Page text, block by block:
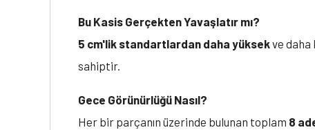
Bu Kasis Gerçekten Yavaşlatır mı?
5 cm'lik standartlardan daha yüksekve daha
sahiptir.
Gece Görünürlüğü Nasıl?
Her bir parçanın üzerinde bulunan toplam 8